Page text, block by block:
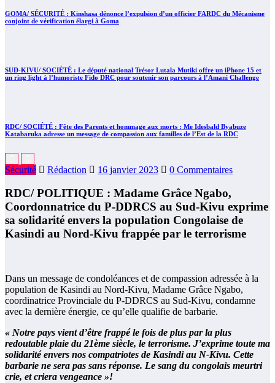
GOMA/ SÉCURITÉ : Kinshasa dénonce l’expulsion d’un officier FARDC du Mécanisme
conjoint de vérification élargi à Goma
SUD-KIVU/ SOCIÉTÉ : Le député national Trésor Lutala Mutiki offre un iPhone 15 et
un ring light à l’humoriste Fido DRC pour soutenir son parcours à l’Amani Challenge
RDC/ SOCIÉTÉ : Fête des Parents et hommage aux morts : Me Idesbald Byabuze
Katabaruka adresse un message de compassion aux familles de l’Est de la RDC
Sécurité Rédaction 16 janvier 2023 0 Commentaires
RDC/ POLITIQUE : Madame Grâce Ngabo,
Coordonnatrice du P-DDRCS au Sud-Kivu exprime
sa solidarité envers la population Congolaise de
Kasindi au Nord-Kivu frappée par le terrorisme
Dans un message de condoléances et de compassion adressée à la
population de Kasindi au Nord-Kivu, Madame Grâce Ngabo,
coordinatrice Provinciale du P-DDRCS au Sud-Kivu, condamne
avec la dernière énergie, ce qu’elle qualifie de barbarie.
« Notre pays vient d’être frappé le fois de plus par la plus
redoutable plaie du 21ème siècle, le terrorisme. J’exprime toute ma
solidarité envers nos compatriotes de Kasindi au N-Kivu. Cette
barbarie ne sera pas sans réponse. Le sang du congolais meurtri
crie, et criera vengeance »!